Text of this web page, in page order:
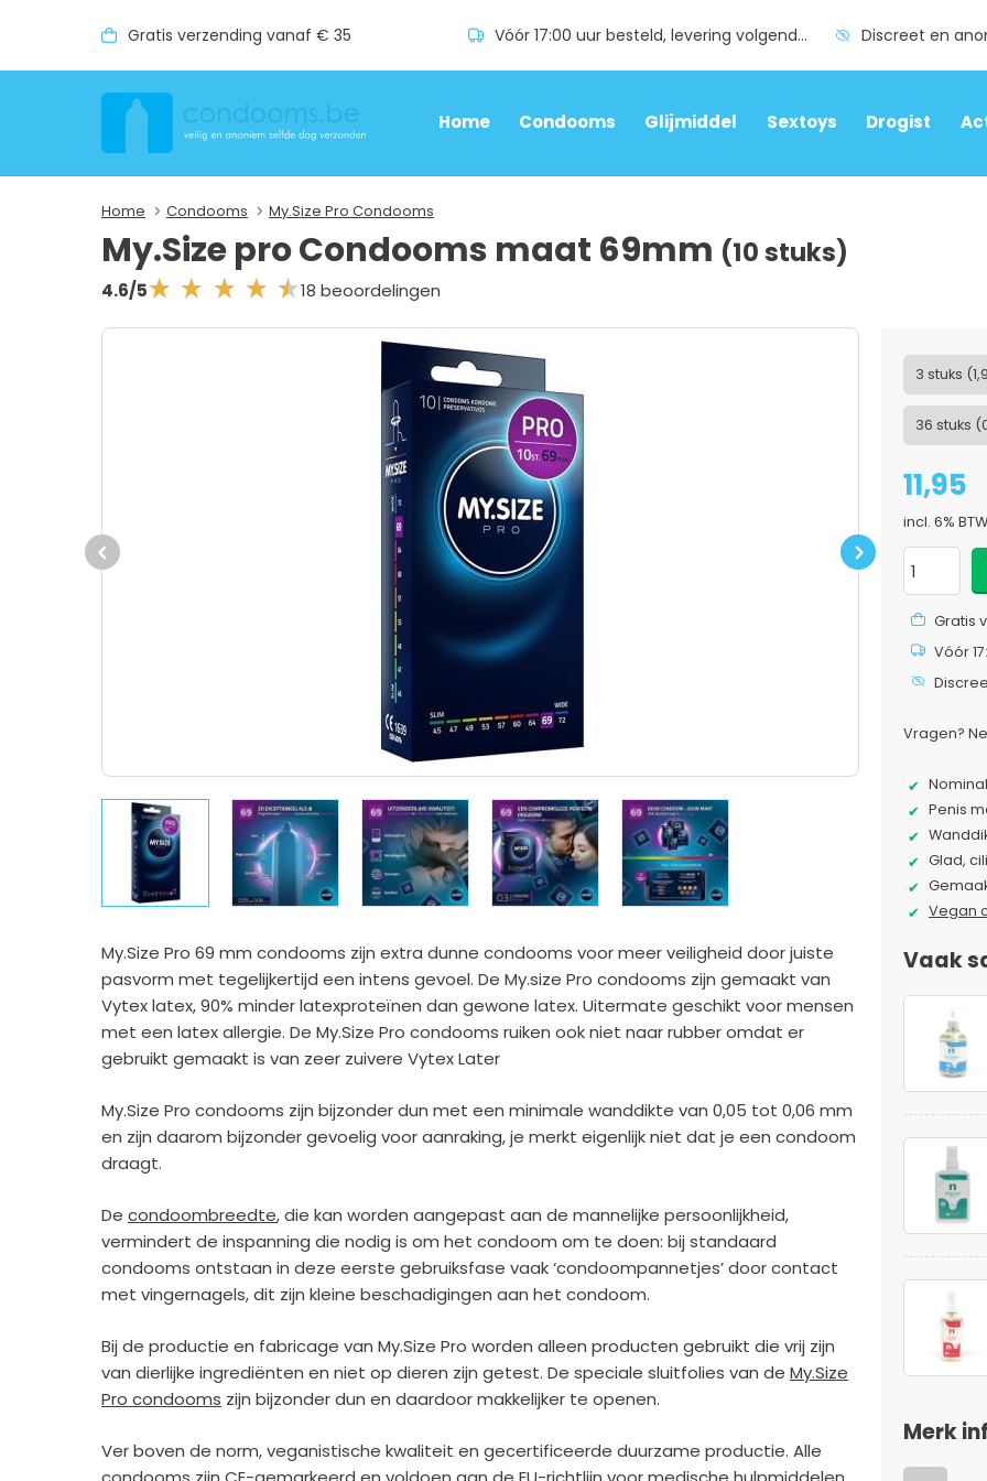
Gratis verzending vanaf € 35 Vóór 17:00 uur besteld, levering volgende dag Discreet en
Home Condooms Glijmiddel Sextoys Drogist
Home Condooms My.Size Pro Condooms
My.Size pro Condooms maat 69mm (10 stuks)
4.6/5 18 beoordelingen
Previous Next
My.Size Pro 69 mm condooms zijn extra dunne condooms voor meer veiligheid door juiste
pasvorm met tegelijkertijd een intens gevoel. De My.size Pro condooms zijn gemaakt van
Vytex latex, 90% minder latexproteïnen dan gewone latex. Uitermate geschikt voor mensen
met een latex allergie. De My.Size Pro condooms ruiken ook niet naar rubber omdat er
gebruikt gemaakt is van zeer zuivere Vytex Later
My.Size Pro condooms zijn bijzonder dun met een minimale wanddikte van 0,05 tot 0,06 mm
en zijn daarom bijzonder gevoelig voor aanraking, je merkt eigenlijk niet dat je een condoom
draagt.
De condoombreedte, die kan worden aangepast aan de mannelijke persoonlijkheid,
vermindert de inspanning die nodig is om het condoom om te doen: bij standaard
condooms ontstaan in deze eerste gebruiksfase vaak ‘condoompannetjes’ door contact
met vingernagels, dit zijn kleine beschadigingen aan het condoom.
Bij de productie en fabricage van My.Size Pro worden alleen producten gebruikt die vrij zijn
van dierlijke ingrediënten en niet op dieren zijn getest. De speciale sluitfolies van de My.Size
Pro condooms zijn bijzonder dun en daardoor makkelijker te openen.
Ver boven de norm, veganistische kwaliteit en gecertificeerde duurzame productie. Alle
3 stuks
36 stuks
11,95
incl. 6%
Gratis
Vóór
Vragen?
Penis
Glad,
Vegan
Vaak
Merk